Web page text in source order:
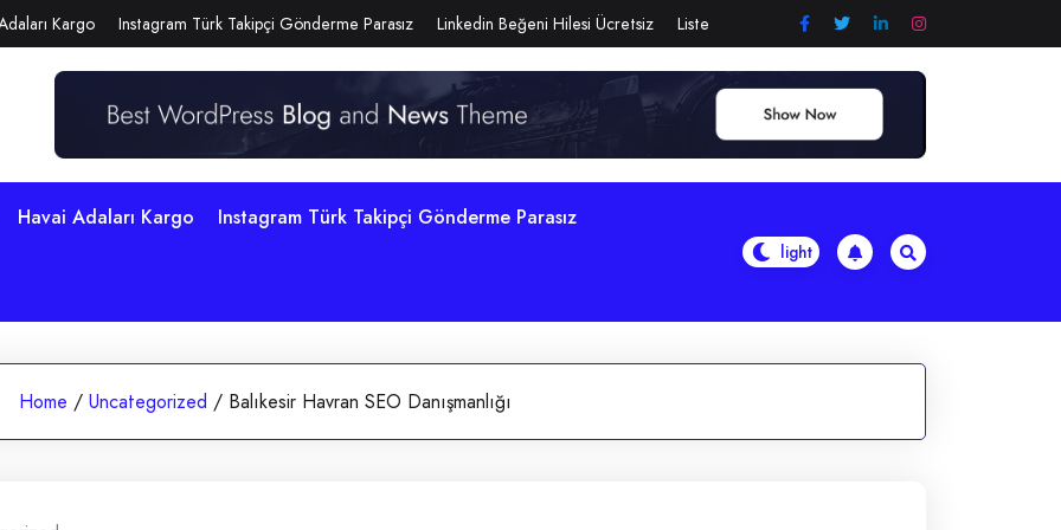
Kargo Instagram Türk Takipçi Gönderme Parasız Linkedin Beğeni Hilesi Ücretsiz Liste
Havai Adaları Kargo Instagram Türk Takipçi Gönderme Parasız
Home / Uncategorized / Balıkesir Havran SEO Danışmanlığı